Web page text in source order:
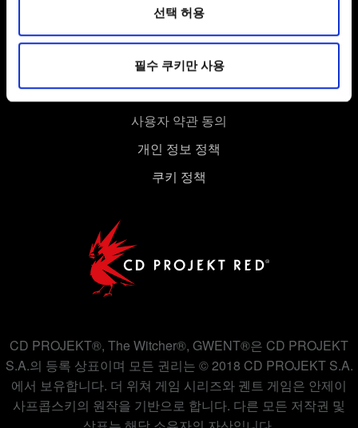
환경을 개선하기 위해 사용됩니다. 예를 들어, 소셜
미디어를 통해 사용자와 소통할 경우, 사용자의 선호도를
파악하기 위해 쿠키의 일부를 저희 파트너와 공유할 수도
있습니다. 물론, 이처럼 선택적으로 쿠키를 사용할
경우에는 사용자의 동의를 구할 것입니다.
쿠키 사용에 관한 세부 사항이나 관련 설정은 아래의
"Settings" 메뉴에서 확인할 수 있습니다.
선택 허용
필수 쿠키만 사용
사용자 약관 동의
개인 정보 정책
쿠키 정책
CD PROJEKT®, The Witcher®, GWENT®은 CD PROJEKT
S.A.의 등록 상표이며 모든 권리는 © 2018 CD PROJEKT S.A.
에서 보유합니다. 더 위쳐 게임 시리즈와 궨트 게임은 안제이
사프콥스키의 원작을 기반으로 합니다. 다른 모든 저작권 및